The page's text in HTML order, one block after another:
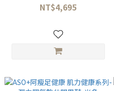
NT$4,695